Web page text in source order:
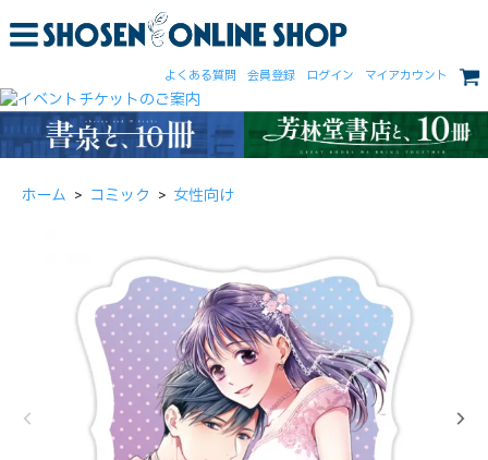
よくある質問 会員登録 ログイン マイアカウント
ホーム > コミック > 女性向け